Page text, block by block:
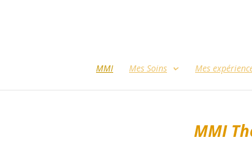
MMI Mes Soins Mes
MMI